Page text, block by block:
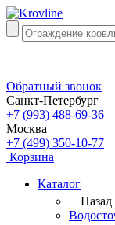
Обратный звонок
Санкт-Петербург
+7 (993) 488-69-36
Москва
+7 (499) 350-10-77
Корзина
Каталог
Назад